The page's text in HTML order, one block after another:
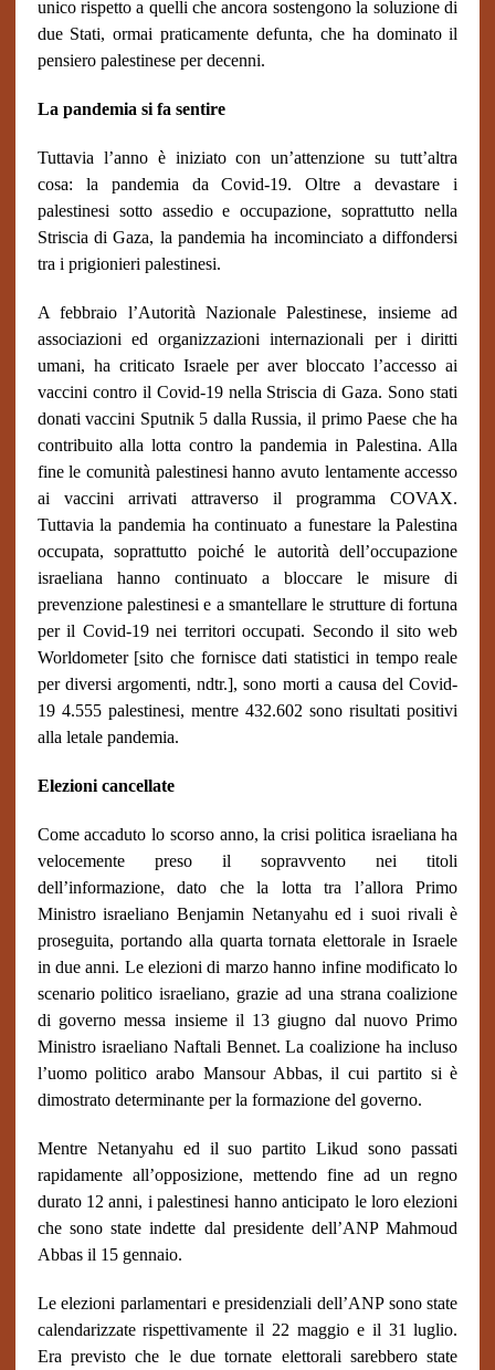
unico rispetto a quelli che ancora sostengono la soluzione di
due Stati, ormai praticamente defunta, che ha dominato il
pensiero palestinese per decenni.
La pandemia si fa sentire
Tuttavia l’anno è iniziato con un’attenzione su tutt’altra
cosa: la pandemia da Covid-19. Oltre a devastare i
palestinesi sotto assedio e occupazione, soprattutto nella
Striscia di Gaza, la pandemia ha incominciato a diffondersi
tra i prigionieri palestinesi.
A febbraio l’Autorità Nazionale Palestinese, insieme ad
associazioni ed organizzazioni internazionali per i diritti
umani, ha criticato Israele per aver bloccato l’accesso ai
vaccini contro il Covid-19 nella Striscia di Gaza. Sono stati
donati vaccini Sputnik 5 dalla Russia, il primo Paese che ha
contribuito alla lotta contro la pandemia in Palestina. Alla
fine le comunità palestinesi hanno avuto lentamente accesso
ai vaccini arrivati attraverso il programma COVAX.
Tuttavia la pandemia ha continuato a funestare la Palestina
occupata, soprattutto poiché le autorità dell’occupazione
israeliana hanno continuato a bloccare le misure di
prevenzione palestinesi e a smantellare le strutture di fortuna
per il Covid-19 nei territori occupati. Secondo il sito web
Worldometer [sito che fornisce dati statistici in tempo reale
per diversi argomenti, ndtr.], sono morti a causa del Covid-
19 4.555 palestinesi, mentre 432.602 sono risultati positivi
alla letale pandemia.
Elezioni cancellate
Come accaduto lo scorso anno, la crisi politica israeliana ha
velocemente preso il sopravvento nei titoli
dell’informazione, dato che la lotta tra l’allora Primo
Ministro israeliano Benjamin Netanyahu ed i suoi rivali è
proseguita, portando alla quarta tornata elettorale in Israele
in due anni. Le elezioni di marzo hanno infine modificato lo
scenario politico israeliano, grazie ad una strana coalizione
di governo messa insieme il 13 giugno dal nuovo Primo
Ministro israeliano Naftali Bennet. La coalizione ha incluso
l’uomo politico arabo Mansour Abbas, il cui partito si è
dimostrato determinante per la formazione del governo.
Mentre Netanyahu ed il suo partito Likud sono passati
rapidamente all’opposizione, mettendo fine ad un regno
durato 12 anni, i palestinesi hanno anticipato le loro elezioni
che sono state indette dal presidente dell’ANP Mahmoud
Abbas il 15 gennaio.
Le elezioni parlamentari e presidenziali dell’ANP sono state
calendarizzate rispettivamente il 22 maggio e il 31 luglio.
Era previsto che le due tornate elettorali sarebbero state